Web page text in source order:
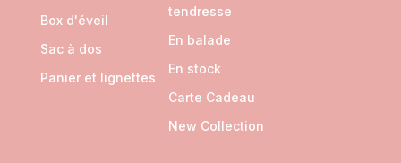
Box d'éveil
Sac à dos
Panier et lignettes
tendresse
En balade
En stock
Carte Cadeau
New Collection